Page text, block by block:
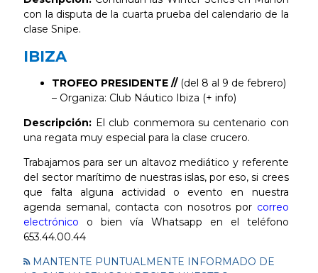
con la disputa de la cuarta prueba del calendario de la
clase Snipe.
IBIZA
TROFEO PRESIDENTE // (del 8 al 9 de febrero)
– Organiza: Club Náutico Ibiza (+ info)
Descripción: El club conmemora su centenario con
una regata muy especial para la clase crucero.
Trabajamos para ser un altavoz mediático y referente
del sector marítimo de nuestras islas, por eso, si crees
que falta alguna actividad o evento en nuestra
agenda semanal, contacta con nosotros por correo
electrónico o bien vía Whatsapp en el teléfono
653.44.00.44
MANTENTE PUNTUALMENTE INFORMADO DE